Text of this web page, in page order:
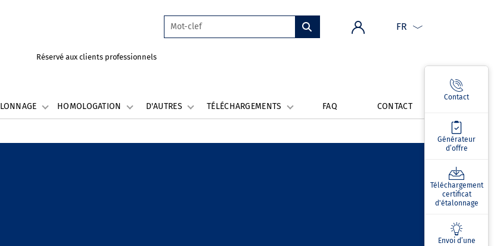
FR
Réservé aux clients professionnels
Contact
Générateur
d’offre
Téléchargement
certificat
d'étalonnage
Envoi d’une
HOMOLOGATION D'AUTRES TÉLÉCHARGEMENTS FAQ CONTACT